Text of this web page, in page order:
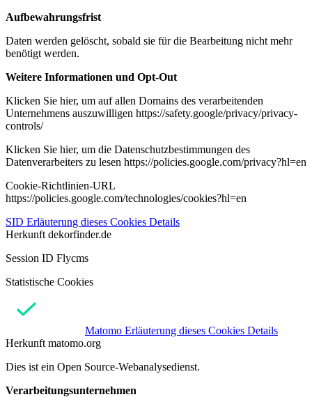
Aufbewahrungsfrist
Daten werden gelöscht, sobald sie für die Bearbeitung nicht mehr
benötigt werden.
Weitere Informationen und Opt-Out
Klicken Sie hier, um auf allen Domains des verarbeitenden
Unternehmens auszuwilligen https://safety.google/privacy/privacy-
controls/
Klicken Sie hier, um die Datenschutzbestimmungen des
Datenverarbeiters zu lesen https://policies.google.com/privacy?hl=en
Cookie-Richtlinien-URL
https://policies.google.com/technologies/cookies?hl=en
SID Erläuterung dieses Cookies Details
Herkunft dekorfinder.de
Session ID Flycms
Statistische Cookies
Matomo Erläuterung dieses Cookies Details
Herkunft matomo.org
Dies ist ein Open Source-Webanalysedienst.
Verarbeitungsunternehmen